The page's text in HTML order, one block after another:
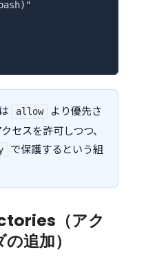
bash)"
allow
より優先さ
セスを許可しつつ、
で保護するという組
（アク
追加）